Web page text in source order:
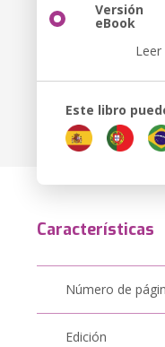
Versión
eBook
Leer
Este libro
Características
Número de
Edición